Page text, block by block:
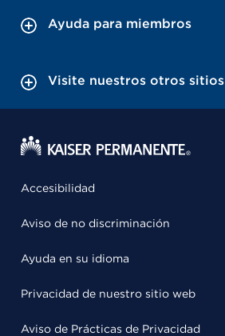
Ayuda para miembros
Visite nuestros otros sitios
Accesibilidad
Aviso de no discriminación
Ayuda en su idioma
Privacidad de nuestro sitio web
Aviso de Prácticas de Privacidad